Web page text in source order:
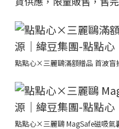
點點心×三麗鷗滿額贈品 首波盲
點點心×三麗鷗 MagSafe磁吸氣